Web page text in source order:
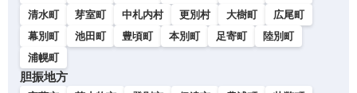
清水町
芽室町 中札内村 更別村 大樹町
広尾町
幕別町
池田町 豊頃町 本別町 足寄町
陸別町
浦幌町
胆振地方